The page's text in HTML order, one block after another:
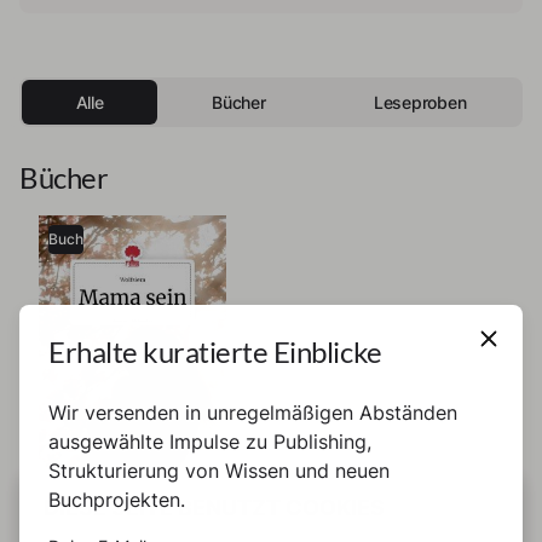
Alle Bücher Leseproben
Bücher
Buch
DIESE SEITE BENUTZT COOKIES
Erhalte kuratierte Einblicke
Wir versenden in unregelmäßigen Abständen
ausgewählte Impulse zu Publishing,
Strukturierung von Wissen und neuen
Buchprojekten.